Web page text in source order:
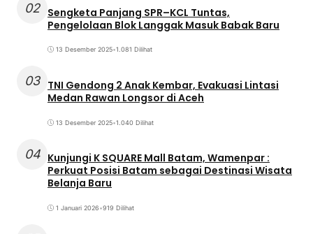
02 Sengketa Panjang SPR–KCL Tuntas,
Pengelolaan Blok Langgak Masuk Babak Baru
13 Desember 2025•1.081 Dilihat
03 TNI Gendong 2 Anak Kembar, Evakuasi Lintasi
Medan Rawan Longsor di Aceh
13 Desember 2025•1.040 Dilihat
04 Kunjungi K SQUARE Mall Batam, Wamenpar :
Perkuat Posisi Batam sebagai Destinasi Wisata
Belanja Baru
1 Januari 2026•919 Dilihat